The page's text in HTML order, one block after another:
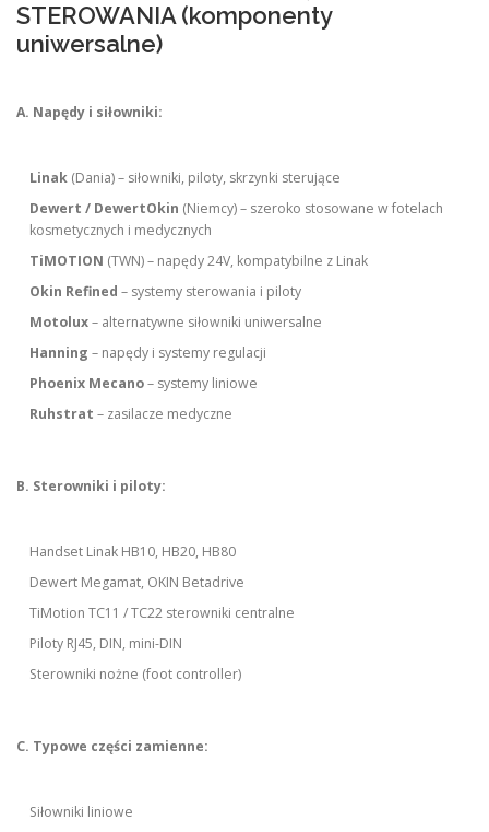
STEROWANIA (komponenty
uniwersalne)
A. Napędy i siłowniki:
Linak (Dania) – siłowniki, piloty, skrzynki sterujące
Dewert / DewertOkin (Niemcy) – szeroko stosowane w fotelach
kosmetycznych i medycznych
TiMOTION (TWN) – napędy 24V, kompatybilne z Linak
Okin Refined – systemy sterowania i piloty
Motolux– alternatywne siłowniki uniwersalne
Hanning – napędy i systemy regulacji
Phoenix Mecano– systemy liniowe
Ruhstrat – zasilacze medyczne
B. Sterowniki i piloty:
Handset Linak HB10, HB20, HB80
Dewert Megamat, OKIN Betadrive
TiMotion TC11 / TC22 sterowniki centralne
Piloty RJ45, DIN, mini-DIN
Sterowniki nożne (foot controller)
C. Typowe części zamienne:
Siłowniki liniowe